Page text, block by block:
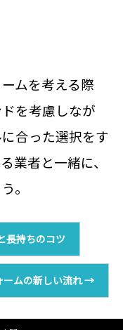
ムを考える際
を考慮しなが
合った選択をす
業者と一緒に、
。
長持ちのコツ
ムの新しい流れ→